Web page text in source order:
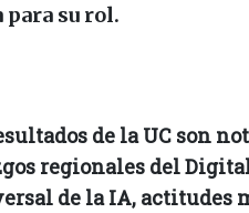
para su rol.
de la UC son
regionales del
de la IA, actitudes